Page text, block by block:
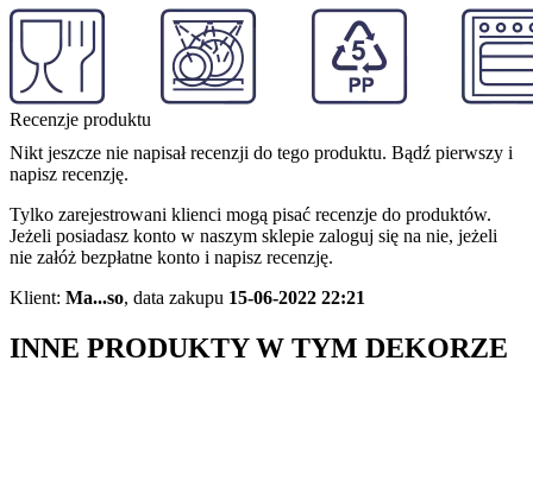
Recenzje produktu
Nikt jeszcze nie napisał recenzji do tego produktu. Bądź pierwszy i
napisz recenzję.
Tylko zarejestrowani klienci mogą pisać recenzje do produktów.
Jeżeli posiadasz konto w naszym sklepie zaloguj się na nie, jeżeli
nie załóż bezpłatne konto i napisz recenzję.
Klient: Ma...so, data zakupu 15-06-2022 22:21
INNE PRODUKTY W TYM DEKORZE